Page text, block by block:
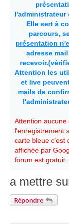
l'administrateur
Elle sert à
parcours,
présentation
adresse
Attention les
et live
mails de
Attention
l'enregistrement
carte bleue c'est
affichée par
forum est gratuit.
a mettre
Répondre